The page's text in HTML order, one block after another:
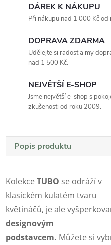
DÁREK K NÁKUPU
Při nákupu nad 1 000 Kč od
DOPRAVA ZDARMA
Udělejte si radost a my
nad 1 500 Kč.
NEJVĚTŠÍ E-SHOP
Jsme největší e-shop s
zkušenosti od roku 2009.
Popis produktu
KolekceTUBO se odráží v
klasickém kulatém tvaru
květináčů, je ale
designovým
podstavcem. Můžete si